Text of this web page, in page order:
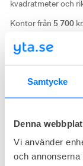
Samtycke
Denna
Vi använder
och
Kontor från 5 700
Medlemskap från
kvadratmeter och
närhet till
särskiljer
Flexiwork
Centralt läge